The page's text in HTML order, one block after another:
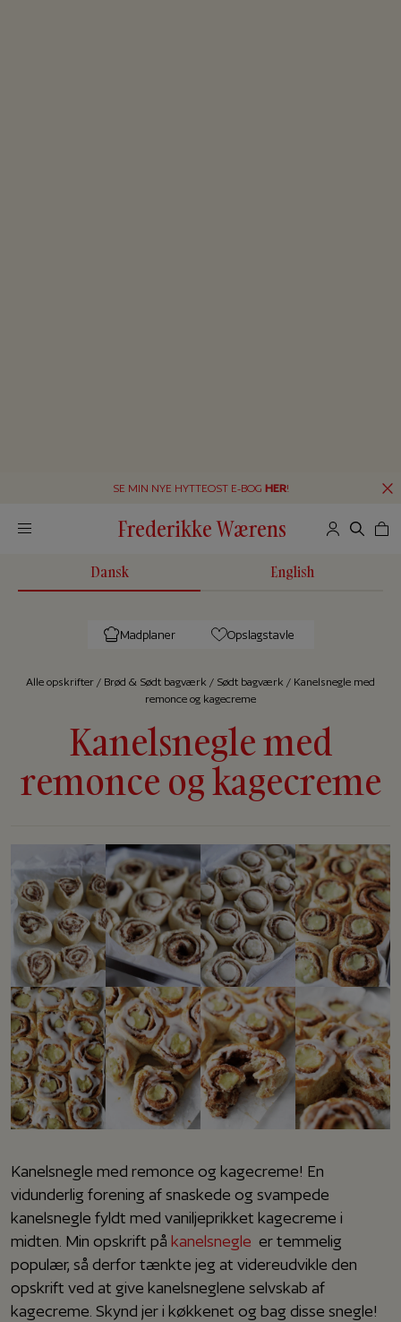
SE MIN NYE HYTTEOST E-BOG HER!
Frederikke Wærens
Dansk English
Madplaner Opslagstavle
Alle op­skrif­ter / Brød & Sødt bagværk / Sødt bagværk / Kanelsnegle med
remonce og kagecreme
Kanelsnegle med
remonce og kagecreme
Kanelsnegle med remonce og kagecreme! En
vidunderlig forening af snaskede og svampede
kanelsnegle fyldt med vaniljeprikket kagecreme i
midten. Min opskrift på kanelsnegle er temmelig
populær, så derfor tænkte jeg at videreudvikle den
opskrift ved at give kanelsneglene selvskab af
kagecreme. Skynd jer i køkkenet og bag disse snegle!